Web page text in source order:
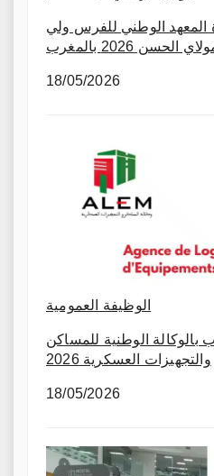
المعهد الوطني للفرس ولي
2026 بالمغرب
18/05/2026
الوظيفة العمومية
7 مناصب بالوكالة الوطنية للمساكن
والتجهيزات العسكرية 2026
18/05/2026